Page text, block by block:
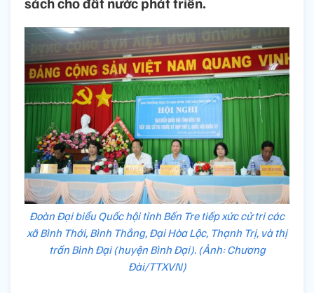
Đoàn Đại biểu Quốc hội tỉnh Bến Tre tiếp xức cử tri các
xã Bình Thới, Bình Thắng, Đại Hòa Lộc, Thạnh Trị, và thị
trấn Bình Đại (huyện Bình Đại). (Ảnh: Chương
Đài/TTXVN)